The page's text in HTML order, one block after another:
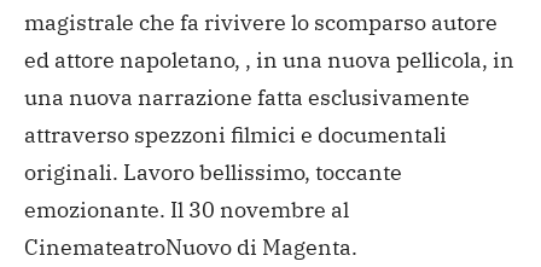
magistrale che fa rivivere lo scomparso autore
ed attore napoletano, , in una nuova pellicola, in
una nuova narrazione fatta esclusivamente
attraverso spezzoni filmici e documentali
originali. Lavoro bellissimo, toccante
emozionante. Il 30 novembre al
CinemateatroNuovo di Magenta.